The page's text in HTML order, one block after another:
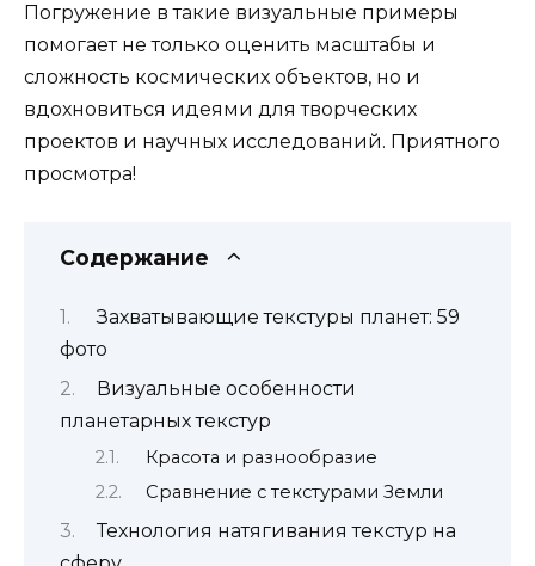
Погружение в такие визуальные примеры
помогает не только оценить масштабы и
сложность космических объектов, но и
вдохновиться идеями для творческих
проектов и научных исследований. Приятного
просмотра!
Содержание
Захватывающие текстуры планет: 59
фото
Визуальные особенности
планетарных текстур
Красота и разнообразие
Сравнение с текстурами Земли
Технология натягивания текстур на